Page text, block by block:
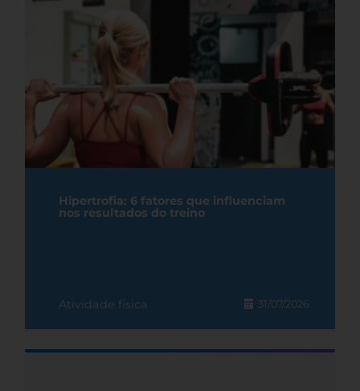
Hipertrofia: 6 fatores que influenciam
nos resultados do treino
Atividade física 31/07/2026